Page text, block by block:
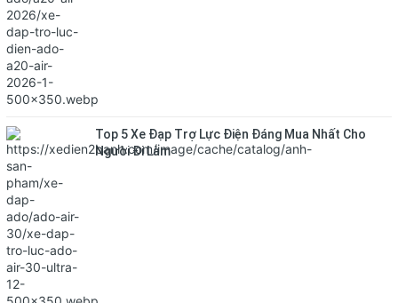
Top 5 Xe Đạp Trợ Lực Điện Đáng Mua Nhất Cho
Người Đi Làm